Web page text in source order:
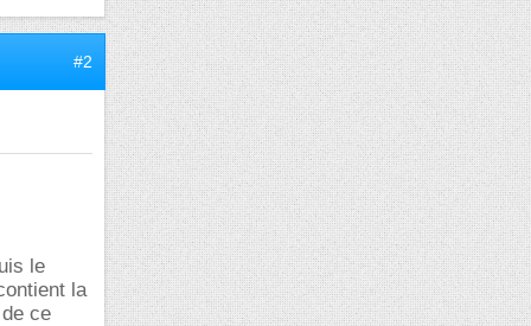
#2
le
la
ce